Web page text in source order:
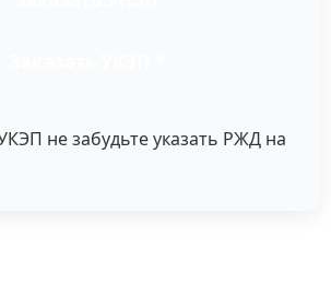
не забудьте указать РЖД на